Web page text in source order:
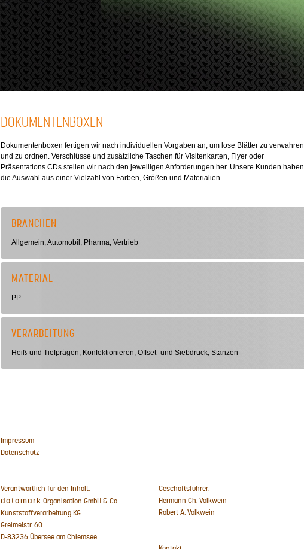
DOKUMENTENBOXEN
Dokumentenboxen fertigen wir nach individuellen Vorgaben an, um lose Blätter zu verwahren
und zu ordnen. Verschlüsse und zusätzliche Taschen für Visitenkarten, Flyer oder
Präsentations CDs stellen wir nach den jeweiligen Anforderungen her. Unsere Kunden haben
die Auswahl aus einer Vielzahl von Farben, Größen und Materialien.
BRANCHEN
Allgemein, Automobil, Pharma, Vertrieb
MATERIAL
PP
VERARBEITUNG
Heiß-und Tiefprägen, Konfektionieren, Offset- und Siebdruck, Stanzen
Impressum
Datenschutz
Verantwortlich für den Inhalt:
datamark Organisation GmbH & Co.
Kunststoffverarbeitung KG
Greimelstr. 60
D-83236 Übersee am Chiemsee
Geschäftsführer:
Hermann Ch. Volkwein
Robert A. Volkwein